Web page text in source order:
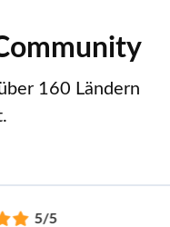
160 Ländern
5/5